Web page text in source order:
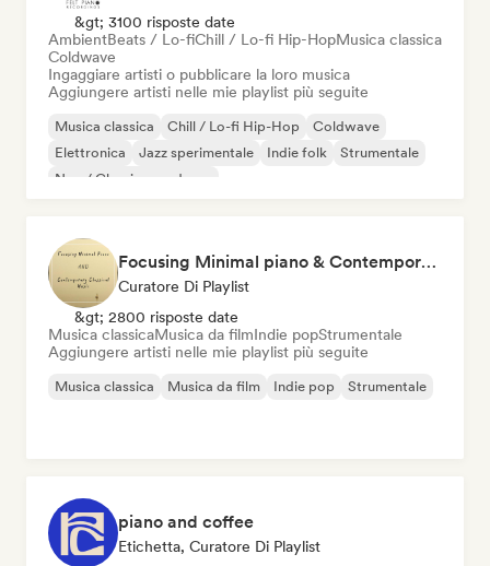
&gt; 3100 risposte date
AmbientBeats / Lo-fiChill / Lo-fi Hip-HopMusica classica
Coldwave
Ingaggiare artisti o pubblicare la loro musica
Aggiungere artisti nelle mie playlist più seguite
Musica classica Chill / Lo-fi Hip-Hop
Coldwave
Elettronica
Jazz sperimentale Indie folk
Strumentale
Neo / Classico moderno
Focusing Minimal piano & Contemporary classical music
Curatore Di Playlist
&gt; 2800 risposte date
Musica classicaMusica da filmIndie popStrumentale
Aggiungere artisti nelle mie playlist più seguite
Musica classica Musica da film Indie pop Strumentale
piano and coffee
Etichetta, Curatore Di Playlist